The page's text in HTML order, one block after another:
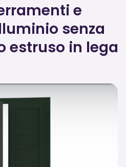
e
senza
estruso in lega